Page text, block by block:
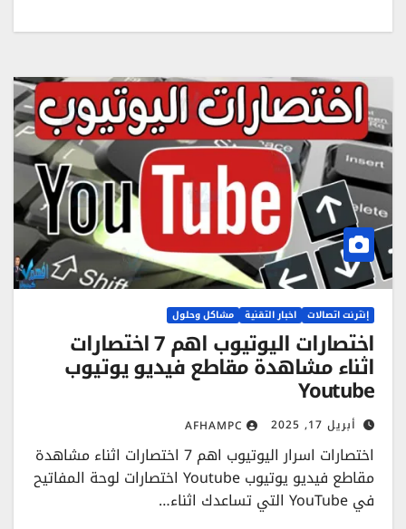
إنترنت اتصالات اخبار التقنية مشاكل وحلول
اختصارات اليوتيوب اهم 7 اختصارات
اثناء مشاهدة مقاطع فيديو يوتيوب
Youtube
أبريل 17, 2025 AFHAMPC
اختصارات اسرار اليوتيوب اهم 7 اختصارات اثناء مشاهدة
مقاطع فيديو يوتيوب Youtube اختصارات لوحة المفاتيح
في YouTube التي تساعدك اثناء…